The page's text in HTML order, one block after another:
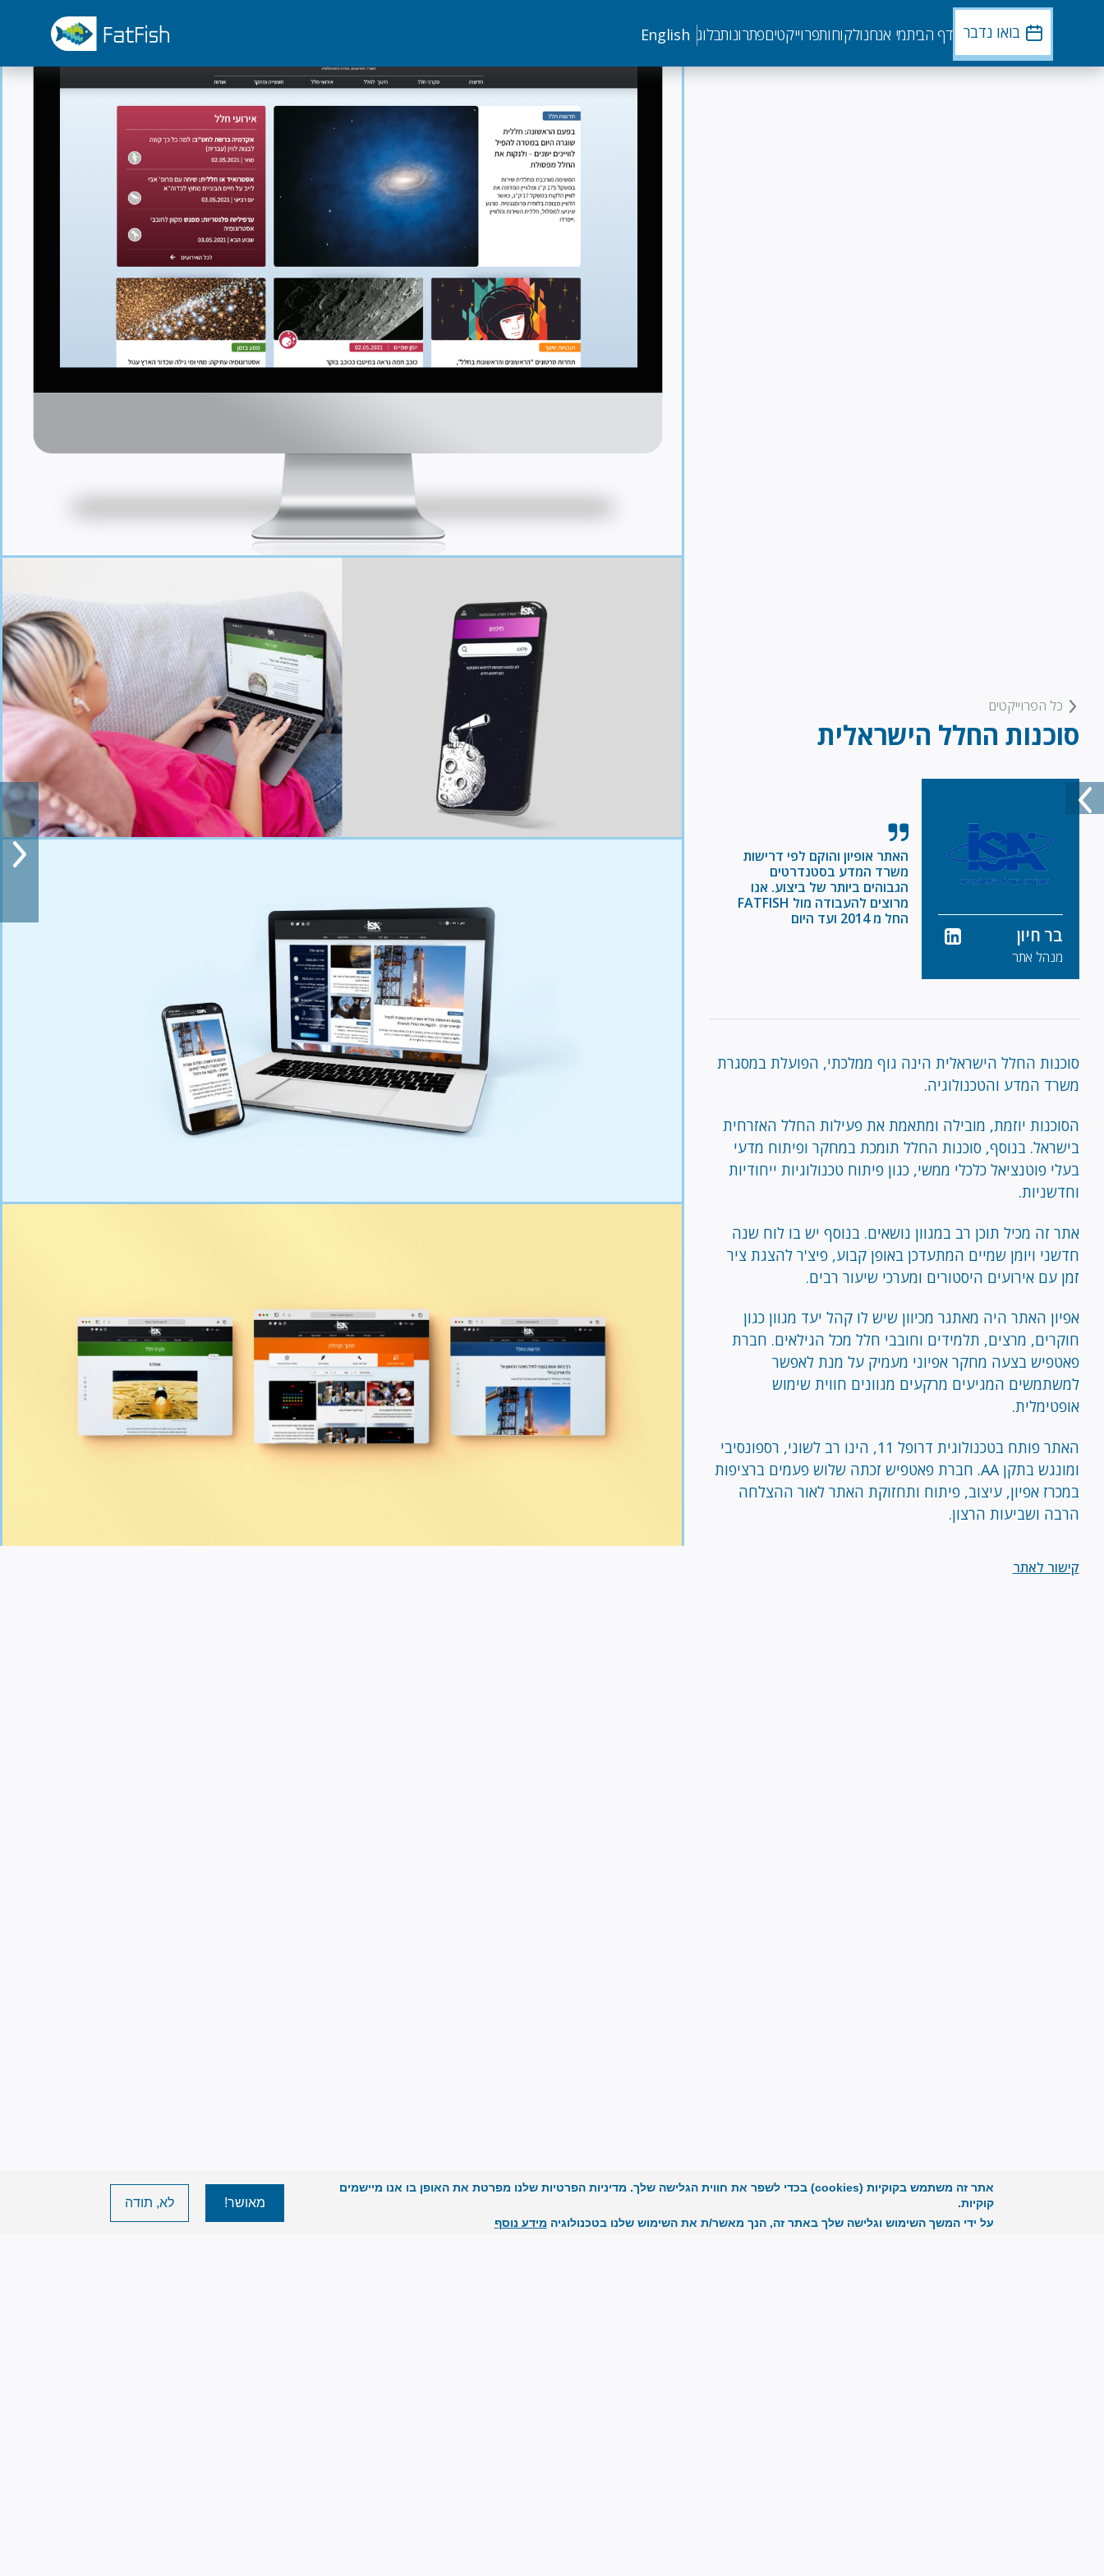
בואו נדבר דף הביתמי אנחנולקוחותפרוייקטיםפתרונותבלוג English
כל הפרוייקטים
סוכנות החלל הישראלית
בר חיון
מנהל אתר
האתר אופיון והוקם לפי דרישות
משרד המדע בסטנדרטים
הגבוהים ביותר של ביצוע. אנו
מרוצים להעבודה מול FATFISH
החל מ 2014 ועד היום
סוכנות החלל הישראלית הינה גוף ממלכתי, הפועלת במסגרת
משרד המדע והטכנולוגיה.
הסוכנות יוזמת, מובילה ומתאמת את פעילות החלל האזרחית
בישראל. בנוסף, סוכנות החלל תומכת במחקר ופיתוח מדעי
בעלי פוטנציאל כלכלי ממשי, כגון פיתוח טכנולוגיות ייחודיות
וחדשניות.
אתר זה מכיל תוכן רב במגוון נושאים. בנוסף יש בו לוח שנה
חדשני ויומן שמיים המתעדכן באופן קבוע, פיצ'ר להצגת ציר
זמן עם אירועים היסטורים ומערכי שיעור רבים.
אפיון האתר היה מאתגר מכיוון שיש לו קהל יעד מגוון כגון
חוקרים, מרצים, תלמידים וחובבי חלל מכל הגילאים. חברת
פאטפיש בצעה מחקר אפיוני מעמיק על מנת לאפשר
למשתמשים המגיעים מרקעים מגוונים חווית שימוש
אופטימלית.
האתר פותח בטכנולוגית דרופל 11, הינו רב לשוני, רספונסיבי
ומונגש בתקן AA. חברת פאטפיש זכתה שלוש פעמים ברציפות
במכרז אפיון, עיצוב, פיתוח ותחזוקת האתר לאור ההצלחה
הרבה ושביעות הרצון.
קישור לאתר
Image
אתר זה משתמש בקוקיות (cookies) בכדי לשפר את חווית הגלישה שלך. מדיניות הפרטיות שלנו מפרטת את האופן בו אנו מיישמים
קוקיות.
על ידי המשך השימוש וגלישה שלך באתר זה, הנך מאשר/ת את השימוש שלנו בטכנולוגיה מידע נוסף
מאושר! לא, תודה